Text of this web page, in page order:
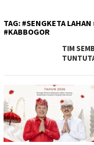
TAG: #SENGKETA
#KABBOGOR
TIM